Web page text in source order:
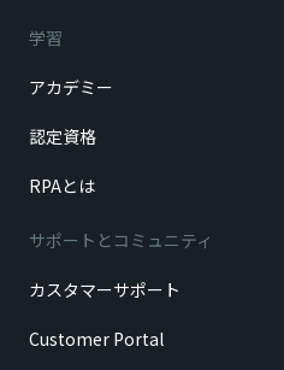
学習
アカデミー
認定資格
RPAとは
サポートとコミュニティ
カスタマーサポート
Customer Portal